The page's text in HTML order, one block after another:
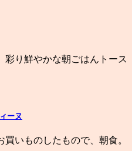
彩り鮮やかな朝ごはんトース
ーヌ
いものしたもので、朝食。